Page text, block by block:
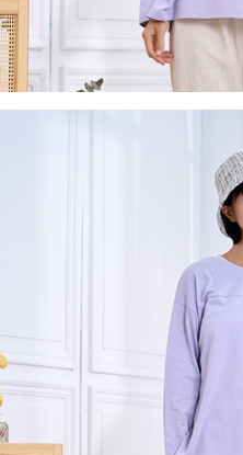
請求用戶進行身份認證。
５．嚴禁一人註冊多個帳號或使用
恩沛科技股份有限公司將有權停止該